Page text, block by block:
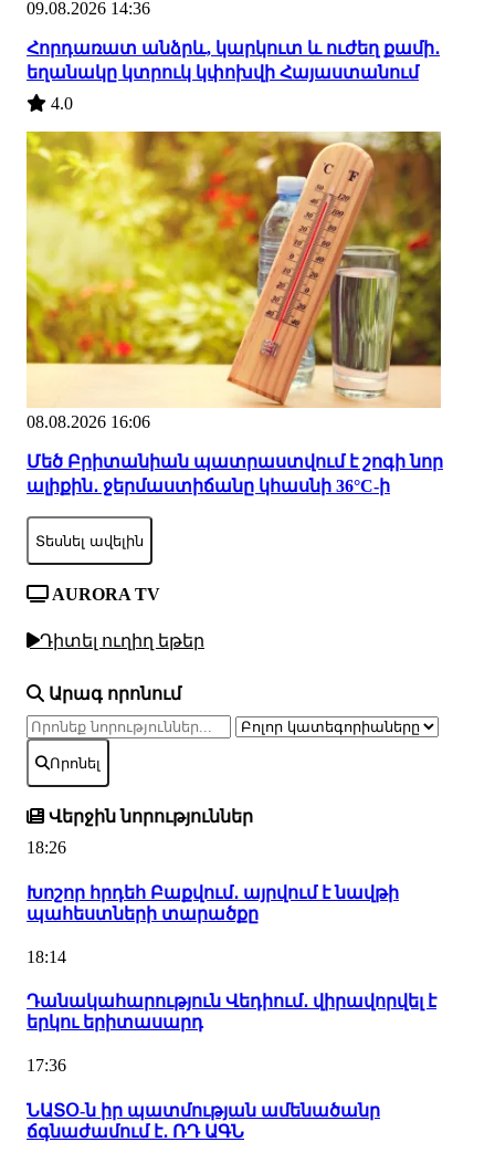
09.08.2026 14:36
Հորդառատ անձրև, կարկուտ և ուժեղ քամի․
եղանակը կտրուկ կփոխվի Հայաստանում
4.0
08.08.2026 16:06
Մեծ Բրիտանիան պատրաստվում է շոգի նոր
ալիքին․ ջերմաստիճանը կհասնի 36°C-ի
Տեսնել ավելին
AURORA TV
Դիտել ուղիղ եթեր
Արագ որոնում
Որոնել
Վերջին նորություններ
18:26
Խոշոր հրդեհ Բաքվում․ այրվում է նավթի
պահեստների տարածքը
18:14
Դանակահարություն Վեդիում․ վիրավորվել է
երկու երիտասարդ
17:36
ՆԱՏՕ-ն իր պատմության ամենածանր
ճգնաժամում է․ ՌԴ ԱԳՆ